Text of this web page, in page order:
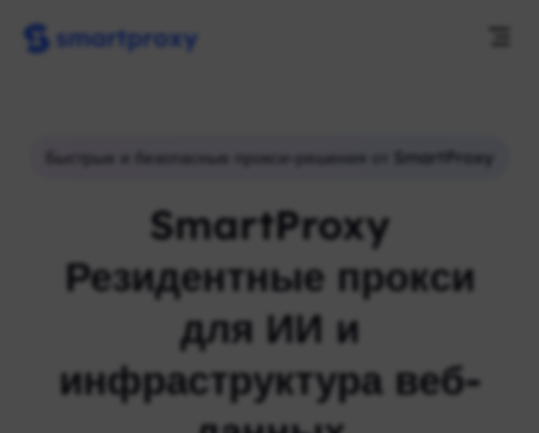
Быстрые и безопасные прокси-решения от SmartProxy
SmartProxy
Резидентные прокси
для ИИ и
инфраструктура веб-